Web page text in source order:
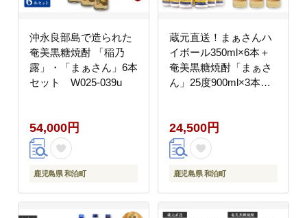
沖永良部島で造られた
奄美黒糖焼酎 「稲乃
露」・「まぁさん」6本
セット W025-039u
54,000円
鹿児島県 和泊町
蔵元直送！まぁさんハ
イボール350ml×6本＋
奄美黒糖焼酎「まぁさ
ん」25度900ml×3本セ
24,500円
鹿児島県 和泊町